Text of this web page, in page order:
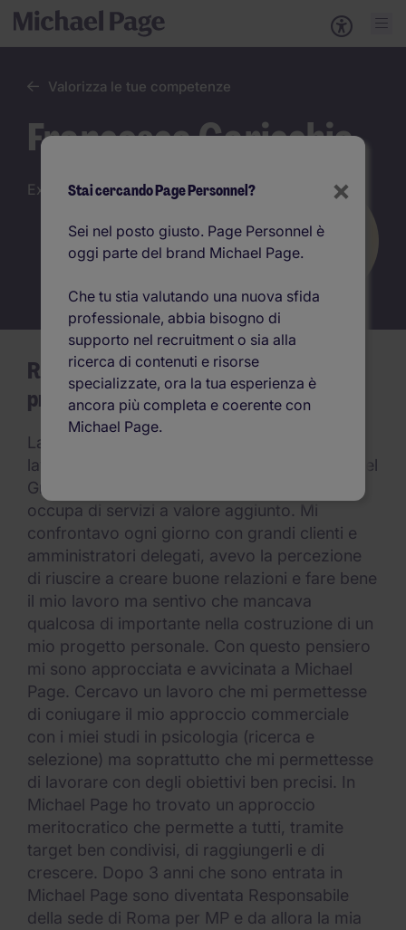
Valorizza le tue competenze
Francesca Caricchia
Executive Director
Raccontaci la tua esperienza
professionale?
Lavoro in Michael Page da 13 anni, prima di
lavorare qui ero un Account Manager in Acotel
Group, una società quotata in borsa che si
occupa di servizi a valore aggiunto. Mi
confrontavo ogni giorno con grandi clienti e
amministratori delegati, avevo la percezione
di riuscire a creare buone relazioni e fare bene
il mio lavoro ma sentivo che mancava
qualcosa di importante nella costruzione di un
mio progetto personale. Con questo pensiero
mi sono approcciata e avvicinata a Michael
Page. Cercavo un lavoro che mi permettesse
di coniugare il mio approccio commerciale
con i miei studi in psicologia (ricerca e
selezione) ma soprattutto che mi permettesse
di lavorare con degli obiettivi ben precisi. In
Michael Page ho trovato un approccio
meritocratico che permette a tutti, tramite
target ben condivisi, di raggiungerli e di
crescere. Dopo 3 anni che sono entrata in
Michael Page sono diventata Responsabile
della sede di Roma per MP e da allora la mia
×
Stai cercando Page Personnel?
Sei nel posto giusto. Page Personnel è
oggi parte del brand Michael Page.
Che tu stia valutando una nuova sfida
professionale, abbia bisogno di
supporto nel recruitment o sia alla
ricerca di contenuti e risorse
specializzate, ora la tua esperienza è
ancora più completa e coerente con
Michael Page.